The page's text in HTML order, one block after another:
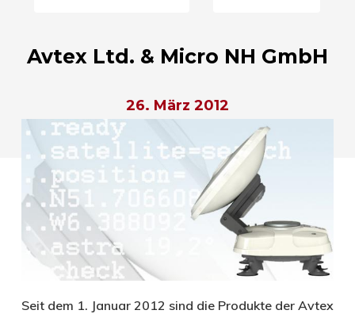
Avtex Ltd. & Micro NH GmbH
26. März 2012
Seit dem 1. Januar 2012 sind die Produkte der Avtex